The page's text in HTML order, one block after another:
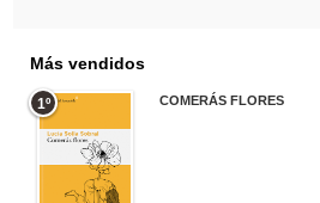
Más vendidos
1º COMERÁS FLORES